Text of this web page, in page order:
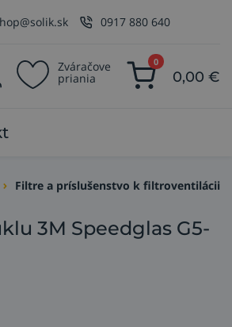
0917 880 640
Zváračove
priania
0
0,00 €
Filtre a príslušenstvo k filtroventilácii
3M Speedglas G5-